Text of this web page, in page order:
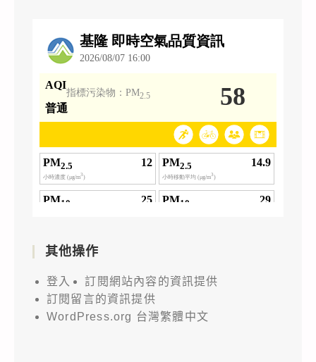
其他操作
登入
訂閱網站內容的資訊提供
訂閱留言的資訊提供
WordPress.org 台灣繁體中文